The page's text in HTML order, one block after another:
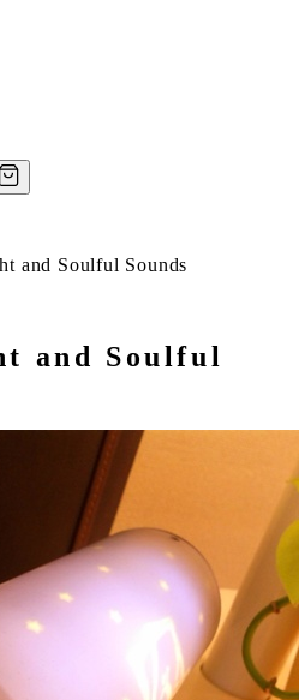
and Soulful Sounds
and Soulful